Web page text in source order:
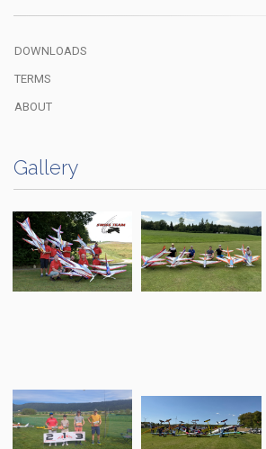
DOWNLOADS
TERMS
ABOUT
Gallery